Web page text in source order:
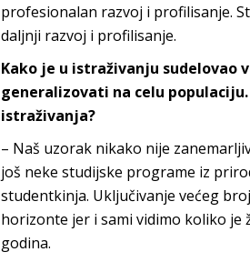
profesionalan razvoj i profilisanje.
daljnji razvoj i profilisanje.
Kako je u istraživanju
generalizovati na celu
istraživanja?
– Naš uzorak nikako nije
još neke studijske programe iz
studentkinja. Uključivanje većeg
horizonte jer i sami vidimo koliko je
godina.